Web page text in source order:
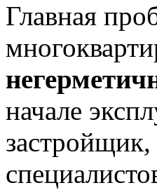
Главная
начале